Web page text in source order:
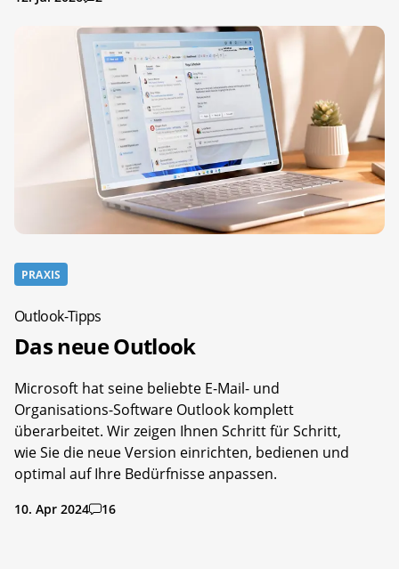
PRAXIS
Outlook-Tipps
Das neue Outlook
Microsoft hat seine beliebte E-Mail- und
Organisations-Software Outlook komplett
überarbeitet. Wir zeigen Ihnen Schritt für Schritt,
wie Sie die neue Version einrichten, bedienen und
optimal auf Ihre Bedürfnisse anpassen.
10. Apr 2024 16